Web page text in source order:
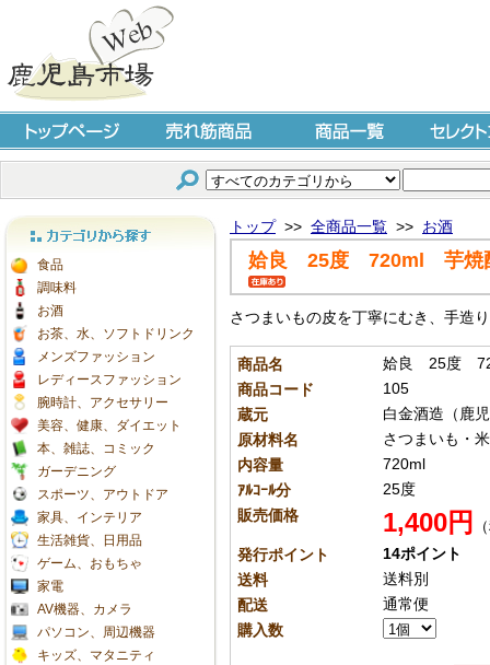
トップページ 売れ筋商品 商品一覧 セレクト
カテゴリから探す
食品
調味料
お酒
お茶、水、ソフトドリンク
メンズファッション
レディースファッション
腕時計、アクセサリー
美容、健康、ダイエット
本、雑誌、コミック
ガーデニング
スポーツ、アウトドア
家具、インテリア
生活雑貨、日用品
ゲーム、おもちゃ
家電
AV機器、カメラ
パソコン、周辺機器
キッズ、マタニティ
トップ>> 全商品一覧 >> お酒
姶良 25度 720ml 芋焼
さつまいもの皮を丁寧にむき、手造
商品名
姶良 25度
商品コード
105
蔵元
白金酒造（鹿
原材料名
さつまいも・
内容量
720ml
ｱﾙｺｰﾙ分
25度
販売価格
1,400円
発行ポイント
14ポイント
送料
送料別
配送
通常便
購入数